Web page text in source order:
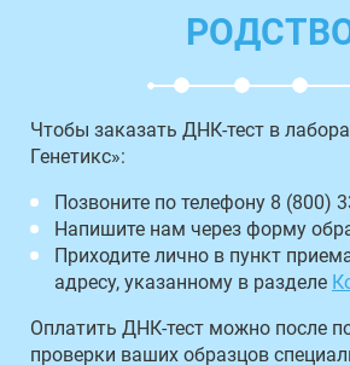
Чтобы заказать ДНК-тест в
Генетикс»:
Позвоните по телефону 8 (800)
Напишите нам через форму
Приходите лично в пункт
адресу, указанному в разделе
Оплатить ДНК-тест можно после
проверки ваших образцов